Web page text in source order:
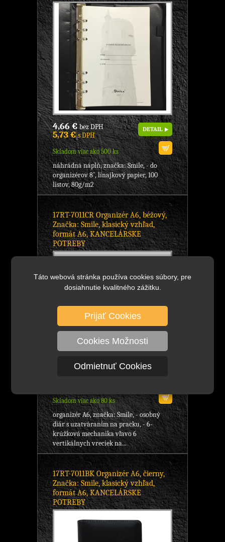
Táto webová stránka používa cookies súbory, pre
dosiahnutie kvalitného zážitku.
Prijať Cookies
Cookies Možnosti
Odmietnuť Cookies
4,66 €bez DPH
5,73 €s DPH
Skladom viac ako 500 ks
DETAIL
náhrádná náplň, značka: Smile, - do
organizérov 8´´, linajkový papier, 100
listov, 80g/m2
17RT-7011CR Organizér A6, béžový,
Značka: Smile, klasický vzhľad,
formát A6, KANCELÁRSKE
POTREBY
Skladom viac ako 80 ks
organizér A6, značka: Smile, - osobný
diár s uzatváraním na pracku, - 6-
krúžková mechanika vľavo 6
vertikálnych vreciek na...
17RT-7011BK Organizér A6, čierny,
Značka: Smile, klasický vzhľad,
formát A6, KANCELÁRSKE
POTREBY